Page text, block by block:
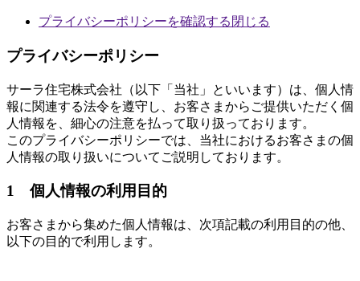
プライバシーポリシーを確認する 閉じる
プライバシーポリシー
サーラ住宅株式会社（以下「当社」といいます）は、個人情
報に関連する法令を遵守し、お客さまからご提供いただく個
人情報を、細心の注意を払って取り扱っております。
このプライバシーポリシーでは、当社におけるお客さまの個
人情報の取り扱いについてご説明しております。
1 個人情報の利用目的
お客さまから集めた個人情報は、次項記載の利用目的の他、
以下の目的で利用します。